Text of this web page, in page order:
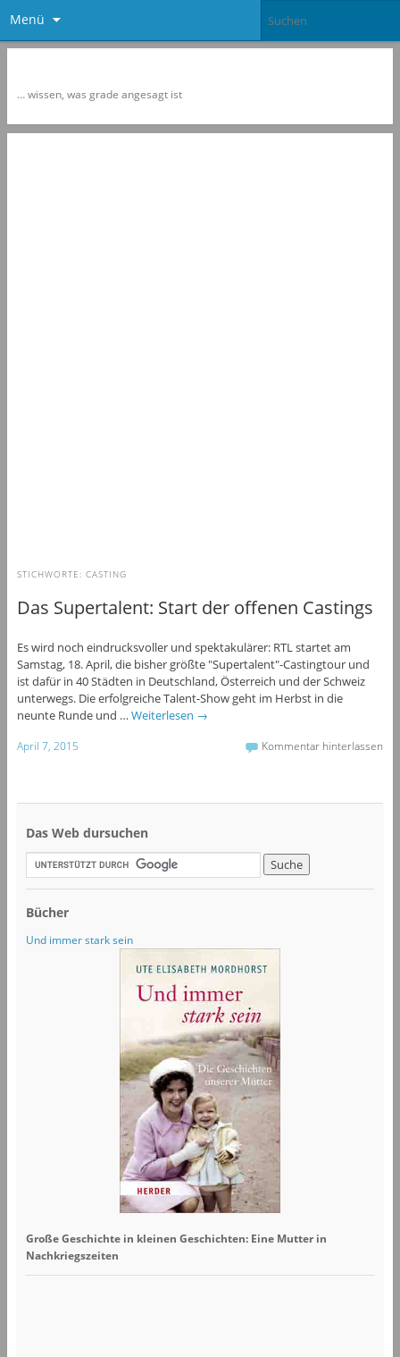
Menü
… wissen, was grade angesagt ist
STICHWORTE: CASTING
Das Supertalent: Start der offenen Castings
Es wird noch eindrucksvoller und spektakulärer: RTL startet am
Samstag, 18. April, die bisher größte "Supertalent"-Castingtour und
ist dafür in 40 Städten in Deutschland, Österreich und der Schweiz
unterwegs. Die erfolgreiche Talent-Show geht im Herbst in die
neunte Runde und … Weiterlesen →
April 7, 2015 Kommentar hinterlassen
Das Web dursuchen
Bücher
Und immer stark sein
Große Geschichte in kleinen Geschichten: Eine Mutter in
Nachkriegszeiten